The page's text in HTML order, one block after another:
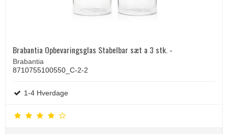
Brabantia Opbevaringsglas Stabelbar sæt a 3 stk. -
Brabantia
8710755100550_C-2-2
1-4 Hverdage